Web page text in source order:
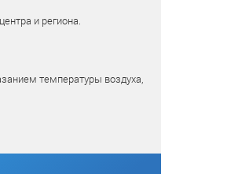
и региона.
температуры воздуха,